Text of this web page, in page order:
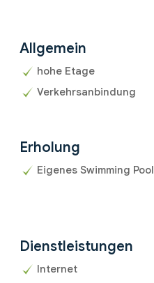
Allgemein
hohe Etage
Verkehrsanbindung
Erholung
Eigenes Swimming Pool
Dienstleistungen
Internet